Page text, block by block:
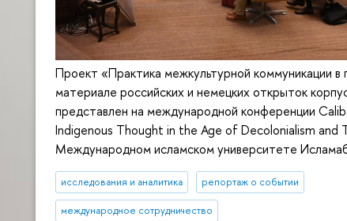
Проект «Практика межкультурной коммуникации в
материале российских и немецких открыток
представлен на международной конференции
Indigenous Thought in the Age of Decolonialism and
Международном исламском университете
исследования и аналитика репортаж о событии
международное сотрудничество